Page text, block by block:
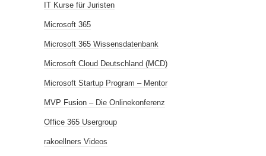
IT Kurse für Juristen
Microsoft 365
Microsoft 365 Wissensdatenbank
Microsoft Cloud Deutschland (MCD)
Microsoft Startup Program – Mentor
MVP Fusion – Die Onlinekonferenz
Office 365 Usergroup
rakoellners Videos